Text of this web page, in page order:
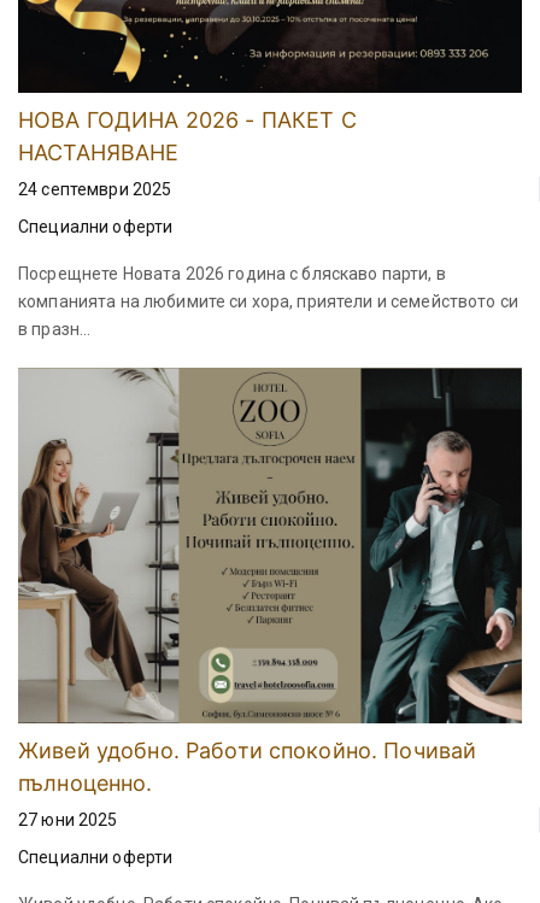
НОВА ГОДИНА 2026 - ПАКЕТ С
НАСТАНЯВАНЕ
24 септември 2025
Специални оферти
Посрещнете Новата 2026 година с бляскаво парти, в
компанията на любимите си хора, приятели и семейството си
в празн...
Живей удобно. Работи спокойно. Почивай
пълноценно.
27 юни 2025
Специални оферти